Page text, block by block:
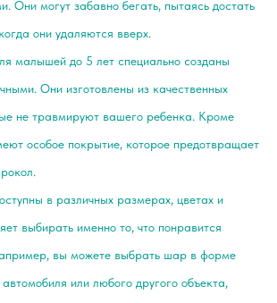
Они могут забавно бегать, пытаясь достать
они удаляются вверх.
малышей до 5 лет специально созданы
Они изготовлены из качественных
не травмируют вашего ребенка. Кроме
особое покрытие, которое предотвращает
в различных размерах, цветах и
выбирать именно то, что понравится
вы можете выбрать шар в форме
или любого другого объекта,